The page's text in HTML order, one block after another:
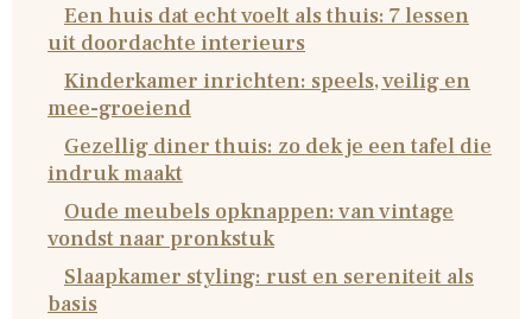
Een huis dat echt voelt als thuis: 7 lessen
uit doordachte interieurs
Kinderkamer inrichten: speels, veilig en
mee-groeiend
Gezellig diner thuis: zo dek je een tafel die
indruk maakt
Oude meubels opknappen: van vintage
vondst naar pronkstuk
Slaapkamer styling: rust en sereniteit als
basis